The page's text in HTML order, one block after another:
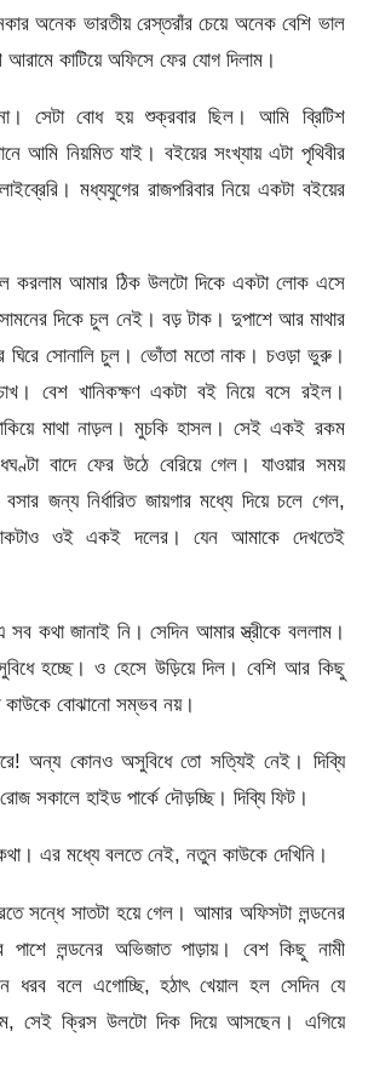
অনেক ভারতীয় রেস্তরাঁর চেয়ে অনেক বেশি ভাল
আরামে কাটিয়ে অফিসে ফের যোগ দিলাম।
সেটা বোধ হয় শুক্রবার ছিল। আমি ব্রিটিশ
আমি নিয়মিত যাই। বইয়ের সংখ্যায় এটা পৃথিবীর
মধ্যযুগের রাজপরিবার নিয়ে একটা বইয়ের
করলাম আমার ঠিক উলটো দিকে একটা লোক এসে
দিকে চুল নেই। বড় টাক। দুপাশে আর মাথার
ঘিরে সোনালি চুল। ভোঁতা মতো নাক। চওড়া ভুরু।
বেশ খানিকক্ষণ একটা বই নিয়ে বসে রইল।
মাথা নাড়ল। মুচকি হাসল। সেই একই রকম
বাদে ফের উঠে বেরিয়ে গেল। যাওয়ার সময়
বসার জন্য নির্ধারিত জায়গার মধ্যে দিয়ে চলে গেল,
ওই একই দলের। যেন আমাকে দেখতেই
সব কথা জানাই নি। সেদিন আমার স্ত্রীকে বললাম।
হচ্ছে। ও হেসে উড়িয়ে দিল। বেশি আর কিছু
কাউকে বোঝানো সম্ভব নয়।
অন্য কোনও অসুবিধে তো সত্যিই নেই। দিব্যি
সকালে হাইড পার্কে দৌড়চ্ছি। দিব্যি ফিট।
এর মধ্যে বলতে নেই, নতুন কাউকে দেখিনি।
সন্ধে সাতটা হয়ে গেল। আমার অফিসটা লন্ডনের
পাশে লন্ডনের অভিজাত পাড়ায়। বেশ কিছু নামী
ধরব বলে এগোচ্ছি, হঠাৎ খেয়াল হল সেদিন যে
সেই ক্রিস উলটো দিক দিয়ে আসছেন। এগিয়ে